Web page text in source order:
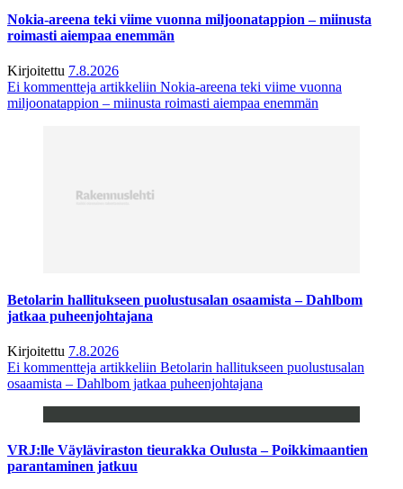
Nokia-areena teki viime vuonna miljoonatappion – miinusta
roimasti aiempaa enemmän
Kirjoitettu 7.8.2026
Ei kommentteja artikkeliin Nokia-areena teki viime vuonna
miljoonatappion – miinusta roimasti aiempaa enemmän
Betolarin hallitukseen puolustusalan osaamista – Dahlbom
jatkaa puheenjohtajana
Kirjoitettu 7.8.2026
Ei kommentteja artikkeliin Betolarin hallitukseen puolustusalan
osaamista – Dahlbom jatkaa puheenjohtajana
VRJ:lle Väyläviraston tieurakka Oulusta – Poikkimaantien
parantaminen jatkuu